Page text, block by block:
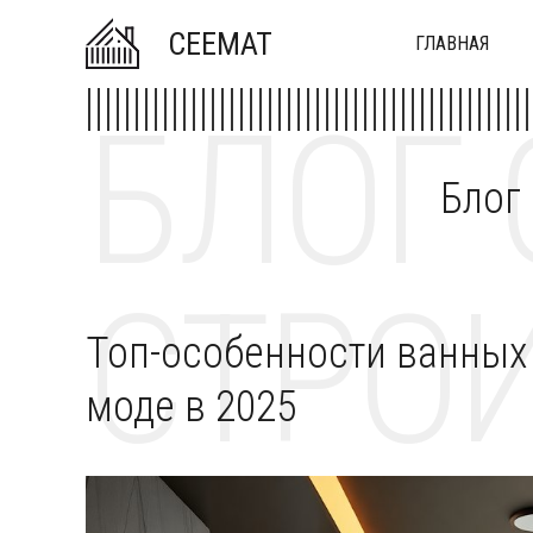
CEEMAT ГЛАВНАЯ
БЛОГ
Топ-особенности
моде в 2025